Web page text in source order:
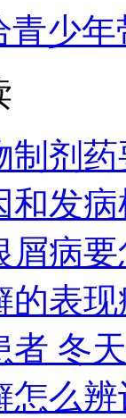
青少
制剂
和发
屑病
的表
者 冬
怎么辨